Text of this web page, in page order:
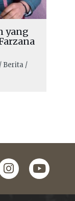
yang
Berita /
youtube